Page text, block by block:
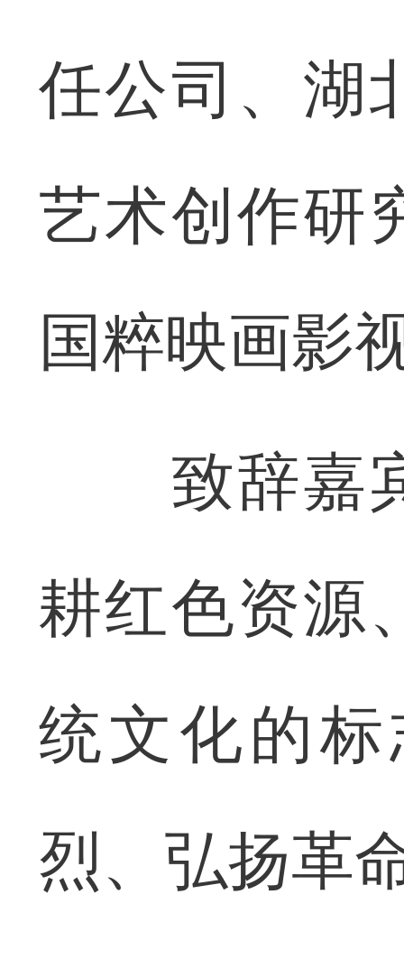
任公司、湖
艺术创作研
国粹映画影
致辞嘉宾
耕红色资源
统文化的
烈、弘扬革